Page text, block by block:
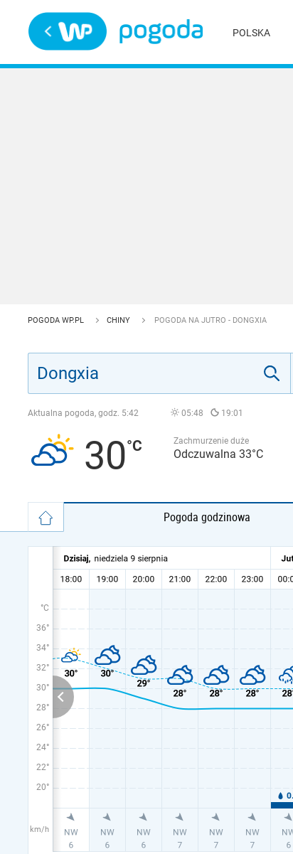
POLSKA
POGODA WP.PL CHINY POGODA NA JUTRO - DONGXIA
Aktualna pogoda, godz. 5:42 05:48 19:01
30 Zachmurzenie duże
Odczuwalna 33°C
Pogoda godzinowa
°C
36°
34°
32°
30°
28°
26°
24°
22°
20°
km/h